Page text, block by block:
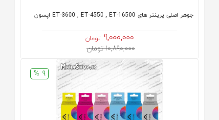
جوهر اصلی پرینتر های ET-3600 , ET-4550 , ET-16500 اپسون
9,000,000 تومان
10,890,000 تومان
9 %